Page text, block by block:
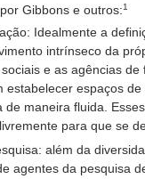
Gibbons e outros:1
Idealmente a
intrínseco da
e as agências
estabelecer espaços
de maneira fluida.
para que se
além da
agentes da pesquisa